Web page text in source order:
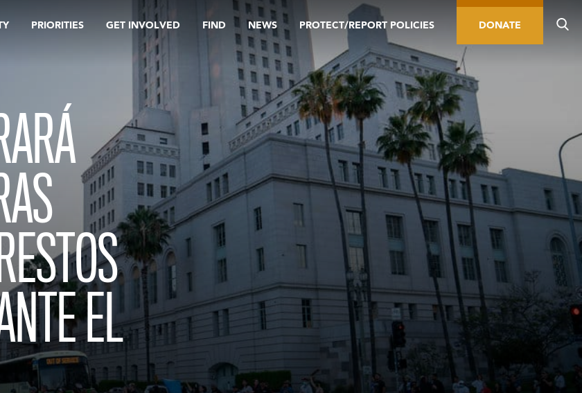
PRIORITIES GET INVOLVED FIND NEWS PROTECT/REPORT POLICIES DONATE
EL